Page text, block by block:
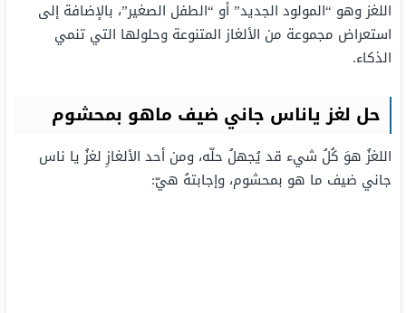
اللغز وهو “المولود الجديد” أو “الطفل الصغير”، بالإضافة إلى
استعراض مجموعة من الألغاز المتنوعة وحلولها التي تنمي
الذكاء.
حل لغز ياناس جاني ضيف ماهو بمحشوم
اللغزُ هوَ كُلُ شيء قد يُجهلُ حلّه، ومن أحد الألغازِ لغزُ يا ناس
جاني ضيف ما هو بمحشوم، وإجابتهُ هيّ: